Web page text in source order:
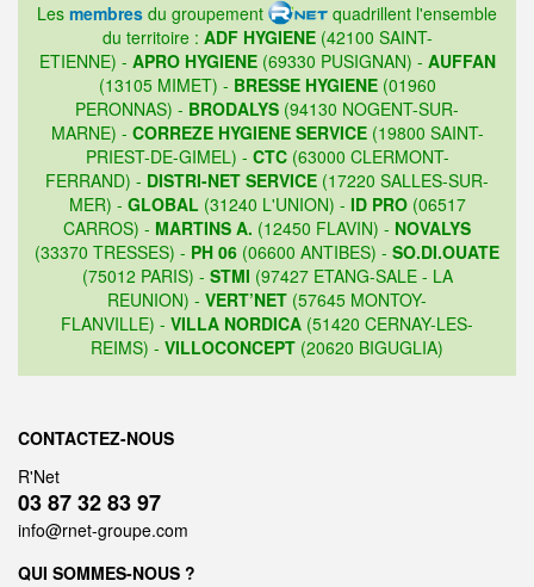
Les membres du groupement
quadrillent l'ensemble
du territoire : ADF HYGIENE(42100 SAINT-
ETIENNE) - APRO HYGIENE(69330 PUSIGNAN) - AUFFAN
(13105 MIMET) - BRESSE HYGIENE(01960
PERONNAS) - BRODALYS (94130 NOGENT-SUR-
MARNE) - CORREZE HYGIENE SERVICE(19800 SAINT-
PRIEST-DE-GIMEL) - CTC(63000 CLERMONT-
FERRAND) - DISTRI-NET SERVICE (17220 SALLES-SUR-
MER) - GLOBAL (31240 L'UNION) - ID PRO(06517
CARROS) - MARTINS A. (12450 FLAVIN) - NOVALYS
(33370 TRESSES) - PH 06 (06600 ANTIBES) - SO.DI.OUATE
(75012 PARIS) - STMI (97427 ETANG-SALE - LA
REUNION) - VERT’NET (57645 MONTOY-
FLANVILLE) - VILLA NORDICA (51420 CERNAY-LES-
REIMS) - VILLOCONCEPT (20620 BIGUGLIA)
CONTACTEZ-NOUS
R'Net
03 87 32 83 97
info@rnet-groupe.com
QUI SOMMES-NOUS ?